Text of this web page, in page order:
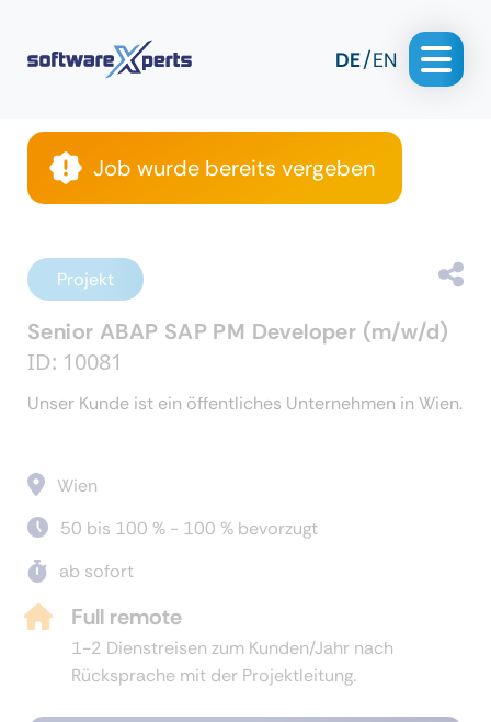
DE EN
Job wurde bereits vergeben
Projekt
Senior ABAP SAP PM Developer (m/w/d)
ID: 10081
Unser Kunde ist ein öffentliches Unternehmen in Wien.
Wien
50 bis 100 % - 100 % bevorzugt
ab sofort
Full remote
1-2 Dienstreisen zum Kunden/Jahr nach
Rücksprache mit der Projektleitung.